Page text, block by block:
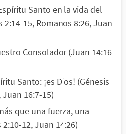
Santo en la vida del
2:14-15, Romanos 8:26, Juan
Consolador (Juan 14:16-
Santo: ¡es Dios! (Génesis
Juan 16:7-15)
que una fuerza, una
12, Juan 14:26)